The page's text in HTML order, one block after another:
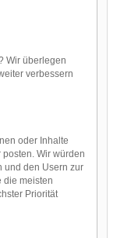
Wir überlegen
verbessern
oder Inhalte
Wir würden
und den Usern zur
die meisten
Priorität